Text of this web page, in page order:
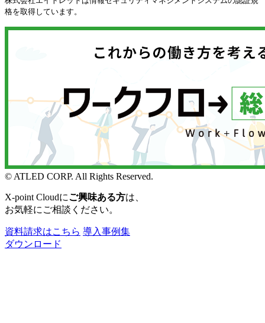
格を取得しています。
© ATLED CORP. All Rights Reserved.
X-point Cloudにご興味ある方は、
お気軽にご相談ください。
資料請求はこちら 導入事例集
ダウンロード